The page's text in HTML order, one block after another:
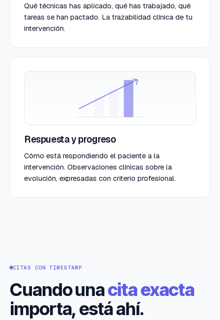
Qué técnicas has aplicado, qué has trabajado, qué
tareas se han pactado. La trazabilidad clínica de tu
intervención.
Respuesta y progreso
Cómo está respondiendo el paciente a la
intervención. Observaciones clínicas sobre la
evolución, expresadas con criterio profesional.
CITAS CON TIMESTAMP
Cuando unacita exacta
importa, está ahí.